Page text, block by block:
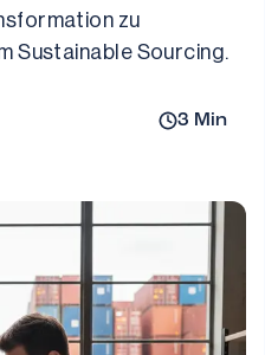
zu
Sustainable Sourcing.
3 Min